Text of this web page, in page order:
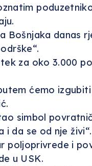
danas
za oko 3.000
ćemo
simbol
i da se od nje živi“.
poljoprivrede i
u USK.